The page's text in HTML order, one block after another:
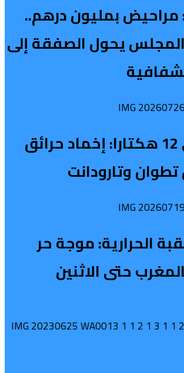
مراحيض بمليون درهم..
يحول الصفقة إلى
أتت على 12 هكتارا: إخماد حرائق
وتارودانت
الحرارية: موجة حر
حتى الاثنين